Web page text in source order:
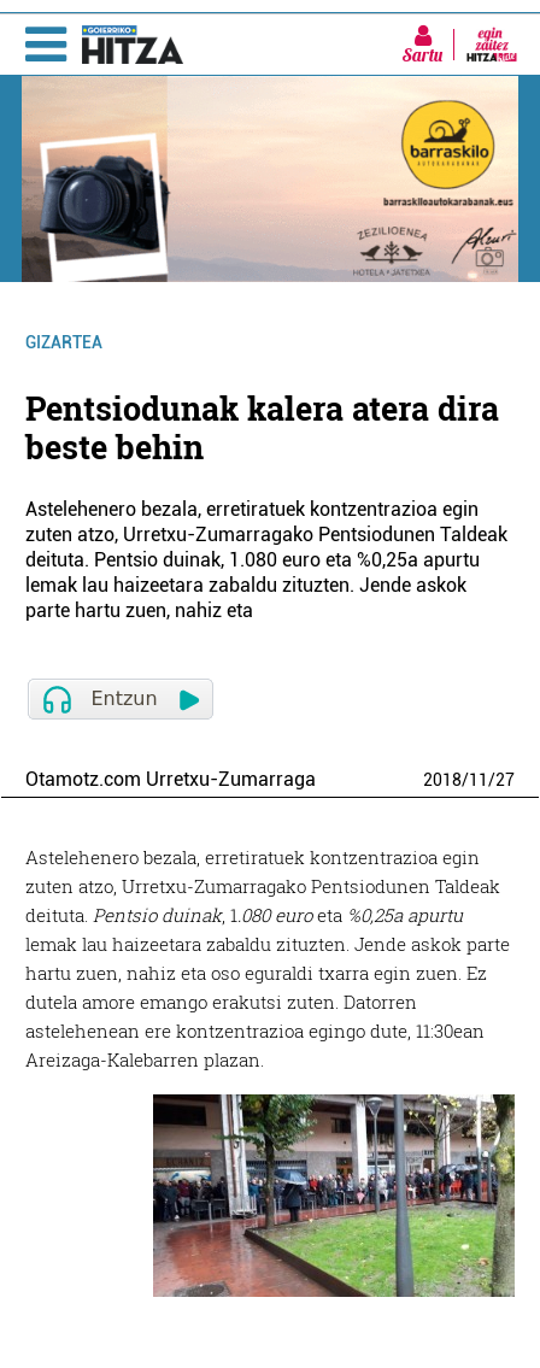
Sartu
GIZARTEA
Pentsiodunak kalera atera dira
beste behin
Astelehenero bezala, erretiratuek kontzentrazioa egin
zuten atzo, Urretxu-Zumarragako Pentsiodunen Taldeak
deituta. Pentsio duinak, 1.080 euro eta %0,25a apurtu
lemak lau haizeetara zabaldu zituzten. Jende askok
parte hartu zuen, nahiz eta
Otamotz.com Urretxu-Zumarraga 2018/11/27
Astelehenero bezala, erretiratuek kontzentrazioa egin
zuten atzo, Urretxu-Zumarragako Pentsiodunen Taldeak
deituta.Pentsio duinak, 1.080 euroeta %0,25a apurtu
lemak lau haizeetara zabaldu zituzten. Jende askok parte
hartu zuen, nahiz eta oso eguraldi txarra egin zuen. Ez
dutela amore emango erakutsi zuten. Datorren
astelehenean ere kontzentrazioa egingo dute, 11:30ean
Areizaga-Kalebarren plazan.